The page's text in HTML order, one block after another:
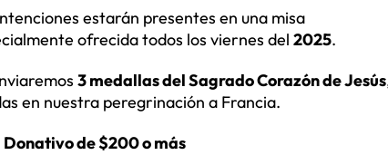
estarán presentes en una misa
ofrecida todos los viernes del 2025.
3 medallas del Sagrado Corazón de Jesús
en nuestra peregrinación a Francia.
Donativo de $200 o más